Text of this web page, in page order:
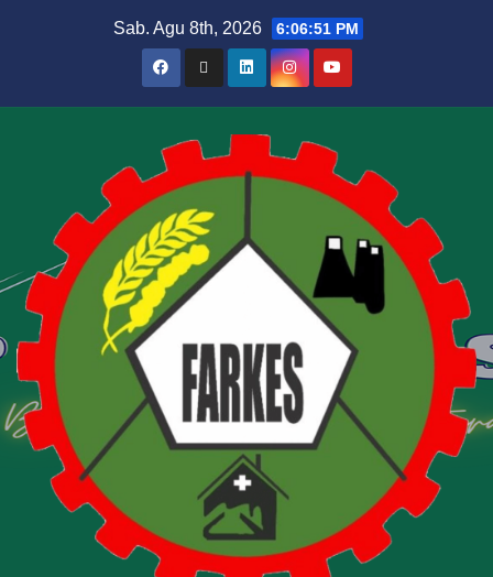
Sab. Agu 8th, 2026 6:06:52 PM